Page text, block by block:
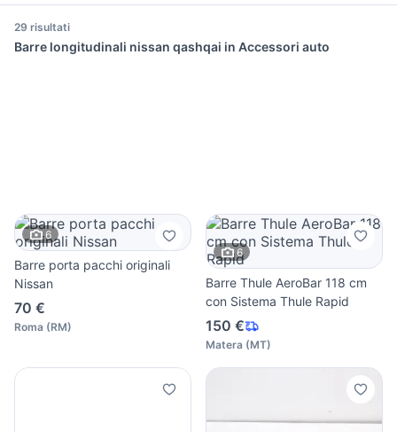
29 risultati
Barre longitudinali nissan qashqai in Accessori auto
6
Barre porta pacchi originali
Nissan
70 €
Roma (RM)
6
Barre Thule AeroBar 118 cm
con Sistema Thule Rapid
150 €
Matera (MT)